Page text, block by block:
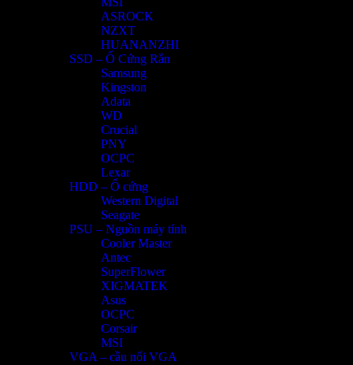
ASROCK
NZXT
HUANANZHI
SSD – Ổ Cứng Rắn
Samsung
Kingston
Adata
WD
Crucial
PNY
OCPC
Lexar
HDD – Ổ cứng
Western Digital
Seagate
PSU – Nguồn máy tính
Cooler Master
Antec
SuperFlower
XIGMATEK
Asus
OCPC
Corsair
MSI
VGA – cầu nối VGA